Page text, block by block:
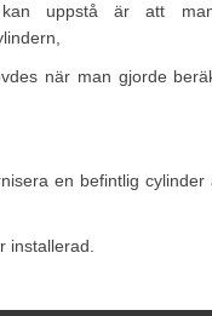
uppstå är att
när man gjorde
en befintlig
installerad.